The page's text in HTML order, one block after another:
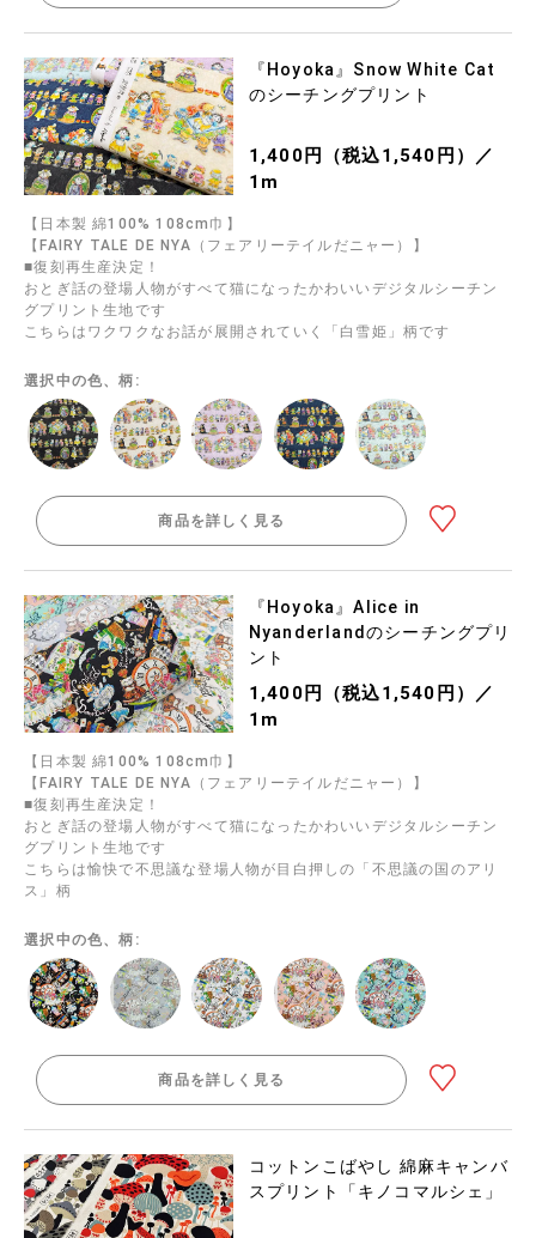
『Hoyoka』Snow White Cat
のシーチングプリント
1,400円（税込1,540円）／
1m
【日本製 綿100% 108cm巾】
【FAIRY TALE DE NYA（フェアリーテイルだニャー）】
■復刻再生産決定！
おとぎ話の登場人物がすべて猫になったかわいいデジタルシーチン
グプリント生地です
こちらはワクワクなお話が展開されていく「白雪姫」柄です
選択中の色、柄:
商品を詳しく見る
『Hoyoka』Alice in
Nyanderlandのシーチングプリ
ント
1,400円（税込1,540円）／
1m
【日本製 綿100% 108cm巾】
【FAIRY TALE DE NYA（フェアリーテイルだニャー）】
■復刻再生産決定！
おとぎ話の登場人物がすべて猫になったかわいいデジタルシーチン
グプリント生地です
こちらは愉快で不思議な登場人物が目白押しの「不思議の国のアリ
ス」柄
選択中の色、柄:
商品を詳しく見る
コットンこばやし 綿麻キャンバ
スプリント「キノコマルシェ」